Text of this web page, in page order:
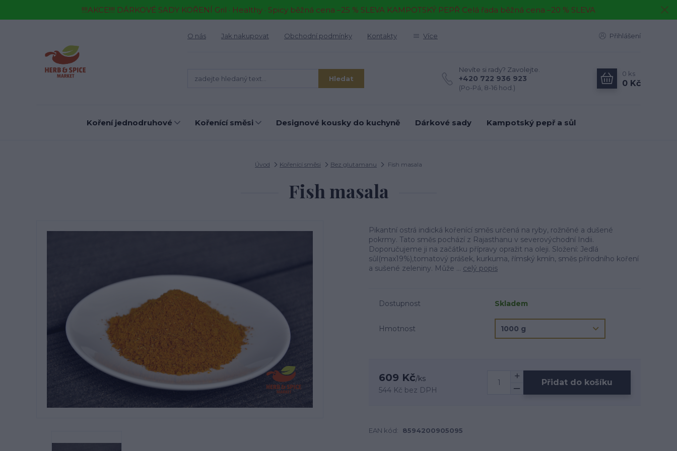
!!!!AKCE!!!! DÁRKOVÉ SADY KOŘENÍ Gril · Healthy · Spicy běžná cena –25 % SLEVA KAMPOTSKÝ PEPŘ Celá řada běžná cena –20 % SLEVA
O nás Jak nakupovat Obchodní podmínky Kontakty Více Přihlášení
Hledat
Nevíte si rady? Zavolejte.
+420 722 936 923
(Po-Pá, 8-16 hod.)
0 ks
0 Kč
Koření jednodruhové Kořenící směsi Designové kousky do kuchyně Dárkové sady Kampotský pepř a sůl
Úvod Kořenící směsi Bez glutamanu Fish masala
Fish masala
Pikantní ostrá indická kořenící směs určená na ryby, rožněné a dušené
pokrmy. Tato směs pochází z Rajasthanu v severovýchodní Indii.
Doporučujeme ji na začátku přípravy opražit na oleji. Složení: Jedlá
sůl(max19%),tomatový prášek, kurkuma, římský kmín, směs přírodního koření
a sušené zeleniny. Může ... celý popis
Dostupnost Skladem
Hmotnost
609 Kč/ks
544 Kč bez DPH
Přidat do košíku
EAN kód: 8594200905095